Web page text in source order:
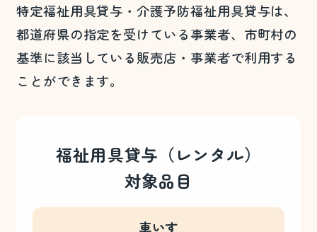
特定福祉用具貸与・介護予防福祉用具貸与は、
都道府県の指定を受けている事業者、市町村の
基準に該当している販売店・事業者で利用する
ことができます。
福祉用具貸与（レンタル）
対象品目
車いす